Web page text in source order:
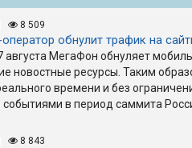
8 509
обнулит трафик на
августа МегаФон обнуляет
новостные ресурсы. Таким
времени и без
в период саммита
8 843